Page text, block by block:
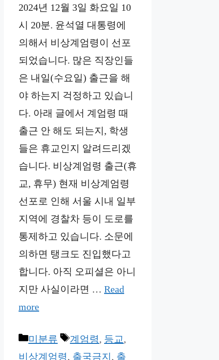
2024년 12월 3일 화요일 10
시 20분. 윤석열 대통령에
의해서 비상계엄령이 선포
되었습니다. 많은 직장인들
은 내일(수요일) 출근을 해
야 하는지 걱정하고 있습니
다. 아래 글에서 계엄령 때
출근 안 해도 되는지, 학생
들은 휴교인지 알려드리겠
습니다. 비상계엄령 출근(휴
교, 휴무) 현재 비상계엄령
선포로 인해 서울 시내 일부
지역에 경찰차 등이 도로를
통제하고 있습니다. 소문에
의하면 탱크도 진입했다고
합니다. 아직 오피셜은 아니
지만 사실이라면 … Read
more
Categories
미분류 Tags
계엄령, 등교,
비상계엄령, 출국금지 , 출